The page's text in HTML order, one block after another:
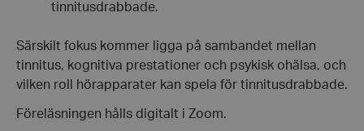
tinnitusdrabbade.
Särskilt fokus kommer ligga på sambandet mellan
tinnitus, kognitiva prestationer och psykisk ohälsa, och
vilken roll hörapparater kan spela för tinnitusdrabbade.
Föreläsningen hålls digitalt i Zoom.